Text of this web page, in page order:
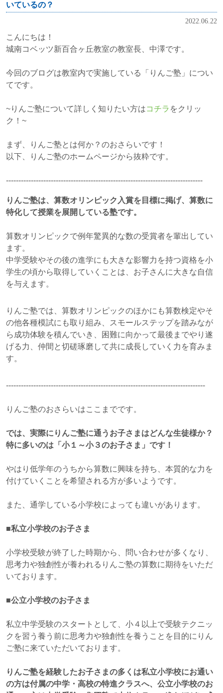
いているの？
2022.06.22
こんにちは！
城南コベッツ新百合ヶ丘教室の教室長、中澤です。
今回のブログは教室内で実施している「りんご塾」につい
てです。
~りんご塾について詳しく知りたい方はコチラ をクリッ
ク！~
まず、りんご塾とは何か？のおさらいです！
以下、りんご塾のホームページから抜粋です。
-------------------------------------------------------------------------------
りんご塾は、算数オリンピック入賞を目標に掲げ、算数に
特化して授業を展開している塾です。
算数オリンピックで例年驚異的な数の受賞者を輩出してい
ます。
中学受験やその後の進学にも大きな影響力を持つ資格を小
学生の頃から取得していくことは、お子さんに大きな自信
を与えます。
りんご塾では、算数オリンピックのほかにも算数検定やそ
の他各種模試にも取り組み、スモールステップを踏みなが
ら成功体験を積んでいき、困難に向かって最後までやり遂
げる力、仲間と切磋琢磨して共に成長していく力を育みま
す。
--------------------------------------------------------------------------------
りんご塾のおさらいはここまでです。
では、実際にりんご塾に通うお子さまはどんな生徒様か？
特に多いのは「小１～小３のお子さま」です！
やはり低学年のうちから算数に興味を持ち、本質的な力を
付けていくことを希望される方が多いようです。
また、通学している小学校によっても違いがあります。
■私立小学校のお子さま
小学校受験が終了した時期から、問い合わせが多くなり、
思考力や独創性が養われるりんご塾の算数に期待をいただ
いております。
■公立小学校のお子さま
私立中学受験のスタートとして、小４以上で受験テクニッ
クを習う養う前に思考力や独創性を養うことを目的にりん
ご塾に来ていただいております。
りんご塾を経験したお子さまの多くは私立小学校にお通い
の方は付属の中学・高校の特進クラスへ、公立小学校のお